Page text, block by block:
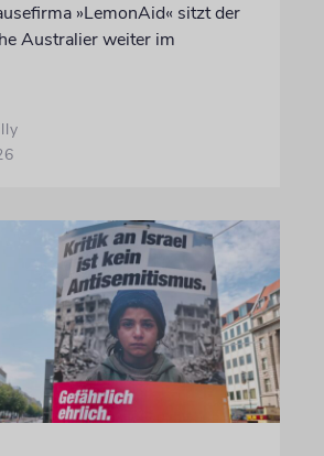
»LemonAid« sitzt der
Australier weiter im